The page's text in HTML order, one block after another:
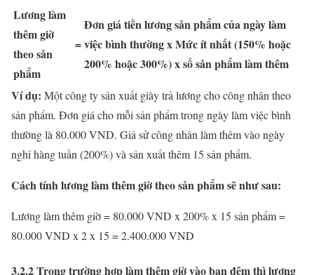
Lương làm
thêm giờ
theo sản
phẩm
=
Đơn giá tiền lương sản phẩm của ngày làm
việc bình thường x Mức ít nhất (150% hoặc
200% hoặc 300%) x số sản phẩm làm thêm
Ví dụ: Một công ty sản xuất giày trả lương cho công nhân theo
sản phẩm. Đơn giá cho mỗi sản phẩm trong ngày làm việc bình
thường là 80.000 VND. Giả sử công nhân làm thêm vào ngày
nghỉ hàng tuần (200%) và sản xuất thêm 15 sản phẩm.
Cách tính lương làm thêm giờ theo sản phẩm sẽ như sau:
Lương làm thêm giờ = 80.000 VND x 200% x 15 sản phẩm =
80.000 VND x 2 x 15 = 2.400.000 VND
3.2.2 Trong trường hợp làm thêm giờ vào ban đêm thì lương